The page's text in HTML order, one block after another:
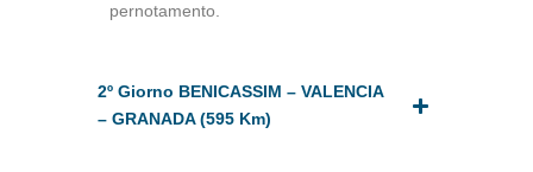
pernotamento.
2º Giorno BENICASSIM – VALENCIA
– GRANADA (595 Km)